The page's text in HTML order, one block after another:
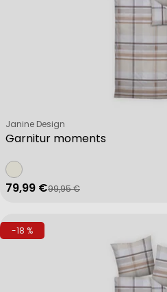
Garnitur moments
Verkäufer:
Janine Design
Verkaufspreis
79,99 €
Regulärer Preis
99,95 €
-18 %